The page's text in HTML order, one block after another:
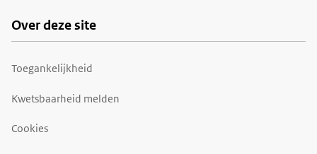
Over deze site
Toegankelijkheid
Kwetsbaarheid melden
Cookies